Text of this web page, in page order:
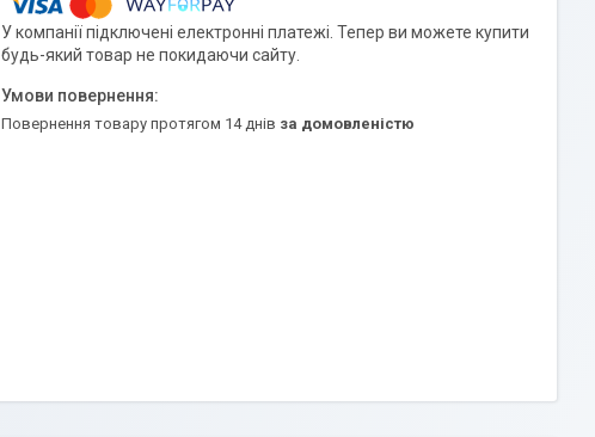
У компанії підключені електронні платежі. Тепер ви можете купити
будь-який товар не покидаючи сайту.
повернення товару протягом 14 днів за домовленістю